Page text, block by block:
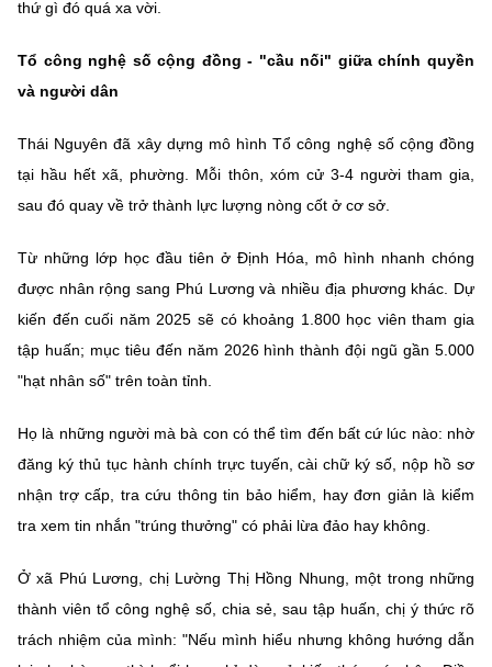
thứ gì đó quá xa vời.
Tổ công nghệ số cộng đồng - "cầu nối" giữa chính quyền
và người dân
Thái Nguyên đã xây dựng mô hình Tổ công nghệ số cộng đồng
tại hầu hết xã, phường. Mỗi thôn, xóm cử 3-4 người tham gia,
sau đó quay về trở thành lực lượng nòng cốt ở cơ sở.
Từ những lớp học đầu tiên ở Định Hóa, mô hình nhanh chóng
được nhân rộng sang Phú Lương và nhiều địa phương khác. Dự
kiến đến cuối năm 2025 sẽ có khoảng 1.800 học viên tham gia
tập huấn; mục tiêu đến năm 2026 hình thành đội ngũ gần 5.000
"hạt nhân số" trên toàn tỉnh.
Họ là những người mà bà con có thể tìm đến bất cứ lúc nào: nhờ
đăng ký thủ tục hành chính trực tuyến, cài chữ ký số, nộp hồ sơ
nhận trợ cấp, tra cứu thông tin bảo hiểm, hay đơn giản là kiểm
tra xem tin nhắn "trúng thưởng" có phải lừa đảo hay không.
Ở xã Phú Lương, chị Lường Thị Hồng Nhung, một trong những
thành viên tổ công nghệ số, chia sẻ, sau tập huấn, chị ý thức rõ
trách nhiệm của mình: "Nếu mình hiểu nhưng không hướng dẫn